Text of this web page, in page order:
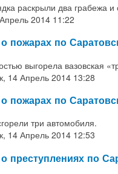
раскрыли два грабежа и
2014 11:22
пожарах по
выгорела вазовская
14 Апрель 2014 13:28
пожарах по
три автомобиля.
14 Апрель 2014 12:53
преступлениях по